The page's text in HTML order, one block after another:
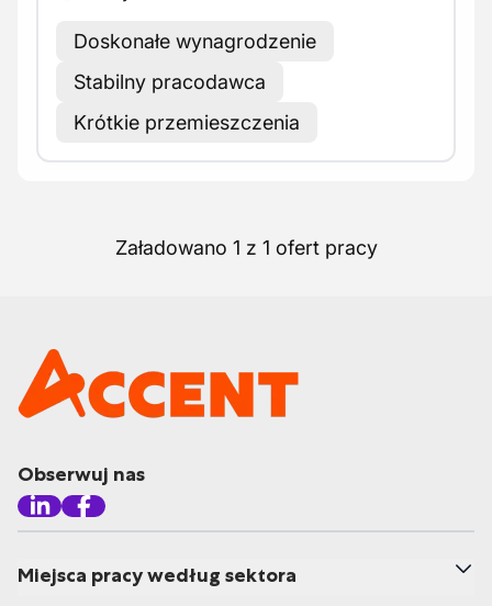
Doskonałe wynagrodzenie
Stabilny pracodawca
Krótkie przemieszczenia
Załadowano 1 z 1 ofert pracy
Obserwuj nas
Miejsca pracy według sektora